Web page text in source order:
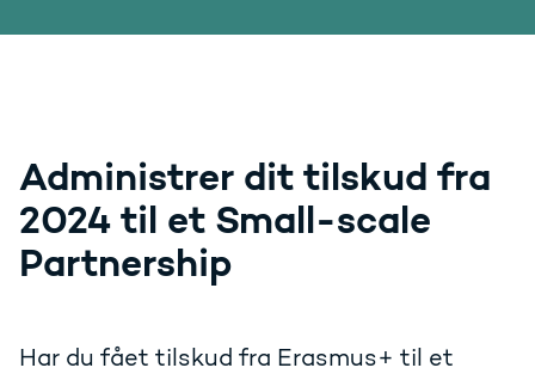
Administrer dit tilskud fra
2024 til et Small-scale
Partnership
Har du fået tilskud fra Erasmus+ til et